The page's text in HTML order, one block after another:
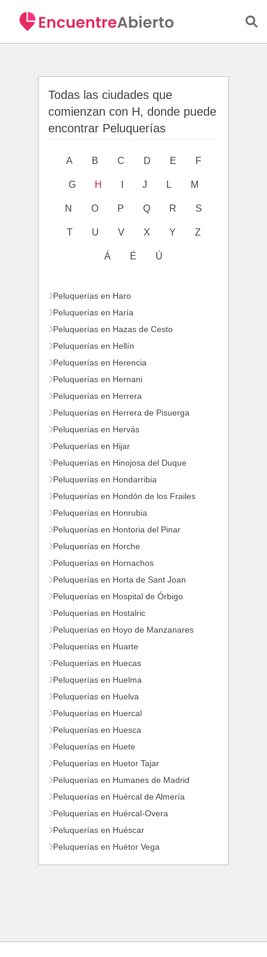
Todas las ciudades que
comienzan con H, donde puede
encontrar Peluquerías
A B C D E F
G H J L M
N O P Q R S
T U V X Y Z
Á É Ú
Peluquerías en Haro
Peluquerías en Haría
Peluquerías en Hazas de Cesto
Peluquerías en Hellín
Peluquerías en Herencia
Peluquerías en Hernani
Peluquerías en Herrera
Peluquerías en Herrera de Pisuerga
Peluquerías en Hervás
Peluquerías en Hijar
Peluquerías en Hinojosa del Duque
Peluquerías en Hondarribia
Peluquerías en Hondón de los Frailes
Peluquerías en Honrubia
Peluquerías en Hontoria del Pinar
Peluquerías en Horche
Peluquerías en Hornachos
Peluquerías en Horta de Sant Joan
Peluquerías en Hospital de Órbigo
Peluquerías en Hostalric
Peluquerías en Hoyo de Manzanares
Peluquerías en Huarte
Peluquerías en Huecas
Peluquerías en Huelma
Peluquerías en Huelva
Peluquerías en Huercal
Peluquerías en Huesca
Peluquerías en Huete
Peluquerías en Huetor Tajar
Peluquerías en Humanes de Madrid
Peluquerías en Huércal de Almería
Peluquerías en Huércal-Overa
Peluquerías en Huéscar
Peluquerías en Huétor Vega